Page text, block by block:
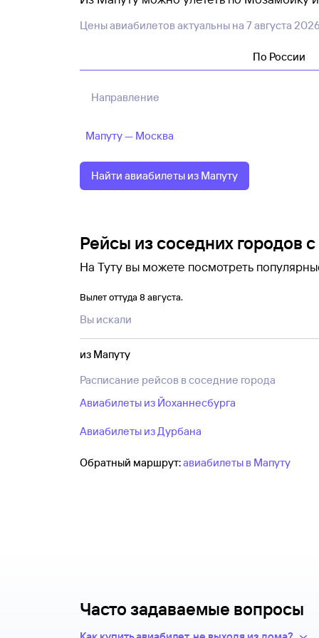
времени рейсы быстро заканчиваются.
Выбирая рейс из Мапуту, обращайте
правило, чем дешевле билет на
Цены авиабилетов актуальны на 7 августа 2026
По России
Направление
Мапуту — Москва
Найти авиабилеты из Мапуту
Рейсы из соседних городов
На Туту вы можете посмотреть
Если даты поездки можно сдвинуть, то
и количество пассажиров — затем для
Вылет оттуда 8 августа.
Вы искали
из Мапуту
Расписание рейсов в соседние города
Авиабилеты из Йоханнесбурга
Авиабилеты из Дурбана
Обратный маршрут:авиабилеты в Мапуту
Часто задаваемые вопросы